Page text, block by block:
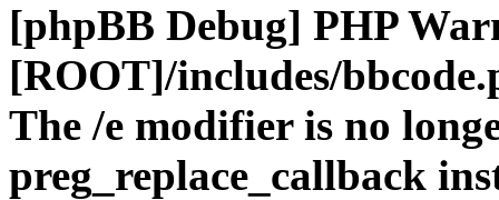
[phpBB Debug] PHP
[ROOT]/includes/
The /e modifier is no
preg_replace_callback